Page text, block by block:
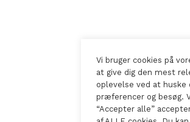
Vi bruger cookies på
at give dig den mest
oplevelse ved at huske
præferencer og besøg.
“Accepter alle”